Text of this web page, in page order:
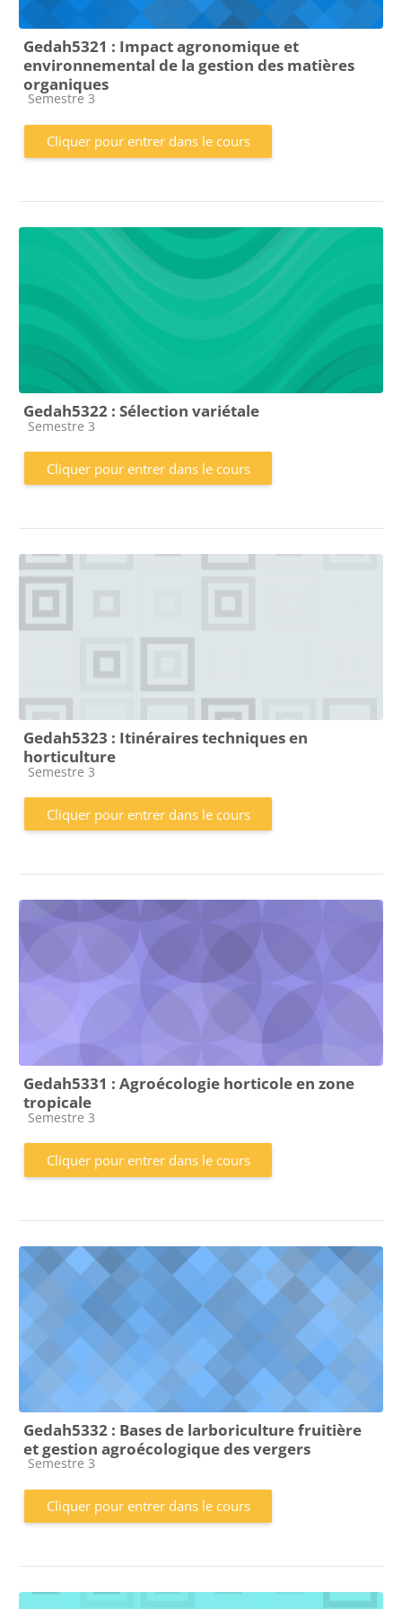
Gedah5321 : Impact agronomique et
environnemental de la gestion des matières
organiques
Catégorie de cours
Semestre 3
Cliquer pour entrer dans le cours
Gedah5322 : Sélection variétale
Catégorie de cours
Semestre 3
Cliquer pour entrer dans le cours
Gedah5323 : Itinéraires techniques en
horticulture
Catégorie de cours
Semestre 3
Cliquer pour entrer dans le cours
Gedah5331 : Agroécologie horticole en zone
tropicale
Catégorie de cours
Semestre 3
Cliquer pour entrer dans le cours
Gedah5332 : Bases de larboriculture fruitière
et gestion agroécologique des vergers
Catégorie de cours
Semestre 3
Cliquer pour entrer dans le cours